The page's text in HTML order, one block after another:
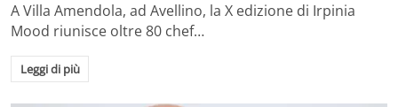
A Villa Amendola, ad Avellino, la X edizione di Irpinia
Mood riunisce oltre 80 chef…
Leggi di più